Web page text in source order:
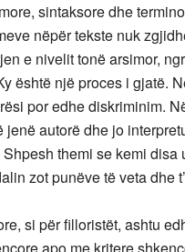
sintaksore dhe
nëpër tekste nuk
e nivelit tonë arsimor,
është një proces i gjatë.
por edhe diskriminim.
jenë autorë dhe jo
themi se kemi
zot punëve të veta dhe
si për filloristët, ashtu